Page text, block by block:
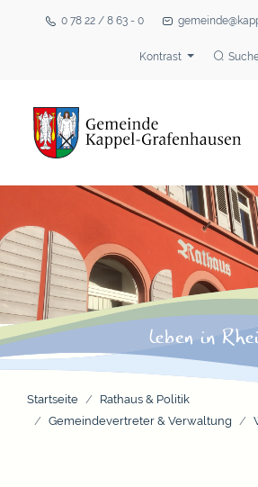
0 78 22 / 8 63 - 0
Kontrast
Startseite
Rathaus & Politik
Gemeindevertreter & Verwaltung